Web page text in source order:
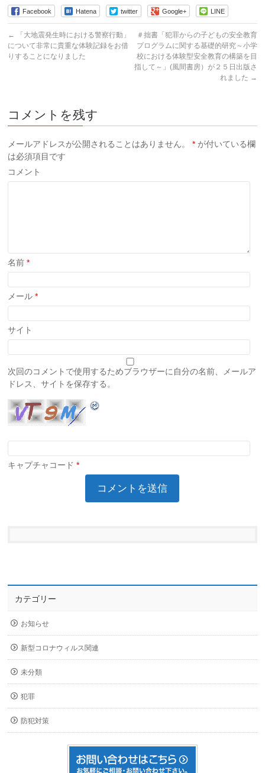
Facebook Hatena twitter Google+ LINE
←
「大地震発生時における警察行動」
について非常に貴重な体験記録をお借
りすることになりました
＃拙書「犯罪からの子どもの安全教育
プログラムに関する基礎的研究～小学
校における体験型安全教育の構築を目
指して～」(風間書房）が２５日出版さ
れました →
コメントを残す
メールアドレスが公開されることはありません。 * が付いている欄
は必須項目です
コメント
名前*
メール*
サイト
次回のコメントで使用するためブラウザーに自分の名前、メールア
ドレス、サイトを保存する。
キャプチャコード *
カテゴリー
お知らせ
新型コロナウィルス関連
未分類
犯罪
防犯対策